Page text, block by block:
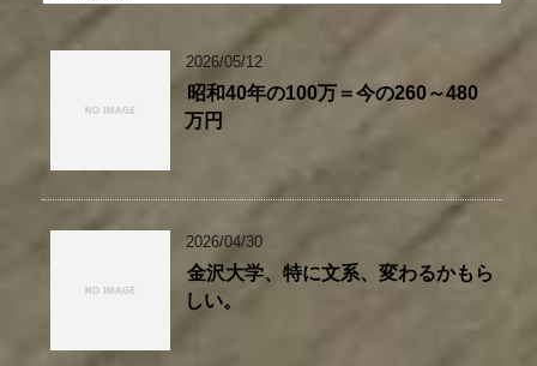
2026/05/12
昭和40年の100万＝今の260～480
万円
2026/04/30
金沢大学、特に文系、変わるかもら
しい。